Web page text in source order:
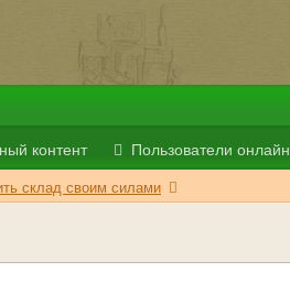
контент Пользователи онлайн
склад своим силами